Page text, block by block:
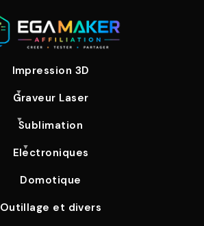
Impression 3D
Graveur Laser
Sublimation
Electroniques
Domotique
Outillage et divers